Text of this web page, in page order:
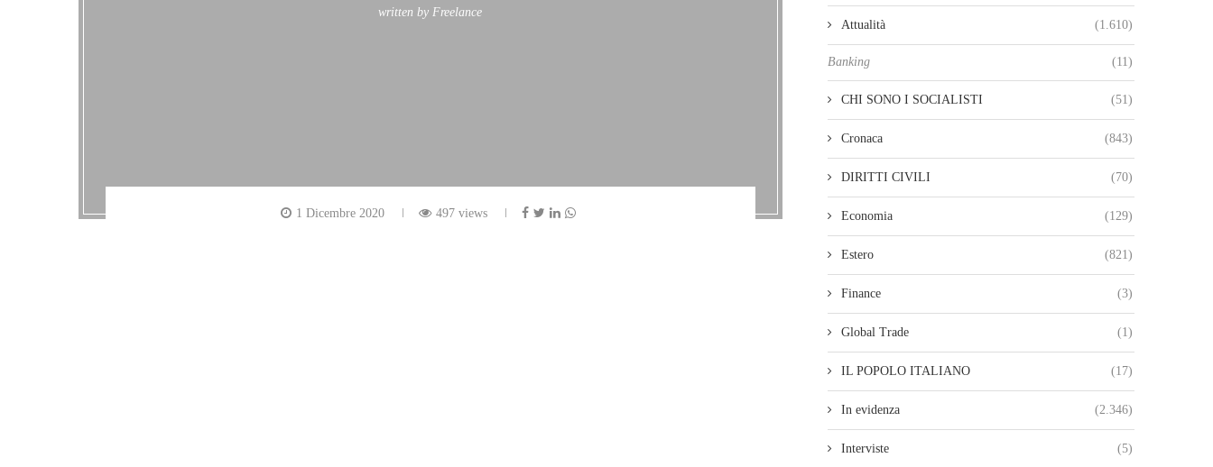
written by Freelance
1 Dicembre 2020 497 views
Attualità (1.610)
Banking (11)
CHI SONO I SOCIALISTI (51)
Cronaca (843)
DIRITTI CIVILI (70)
Economia (129)
Estero (821)
Finance (3)
Global Trade (1)
IL POPOLO ITALIANO (17)
In evidenza (2.346)
Interviste (5)